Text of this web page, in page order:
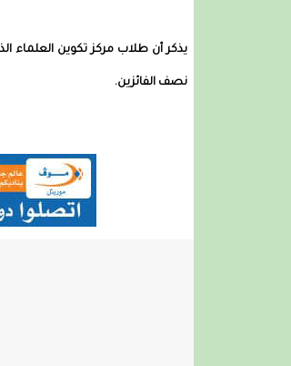
يذكر أن طلاب مركز تكوين العلماء
نصف الفائزين.